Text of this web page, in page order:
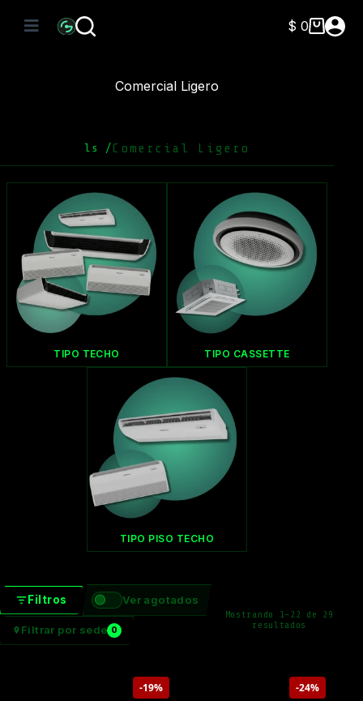
Carro
$ 0
Comercial Ligero
ls / Comercial Ligero
TIPO TECHO TIPO CASSETTE
TIPO PISO TECHO
Filtros Ver agotados
Filtrar por sede 0
Mostrando 1–22 de 29
resultados
alto
-19% -24%